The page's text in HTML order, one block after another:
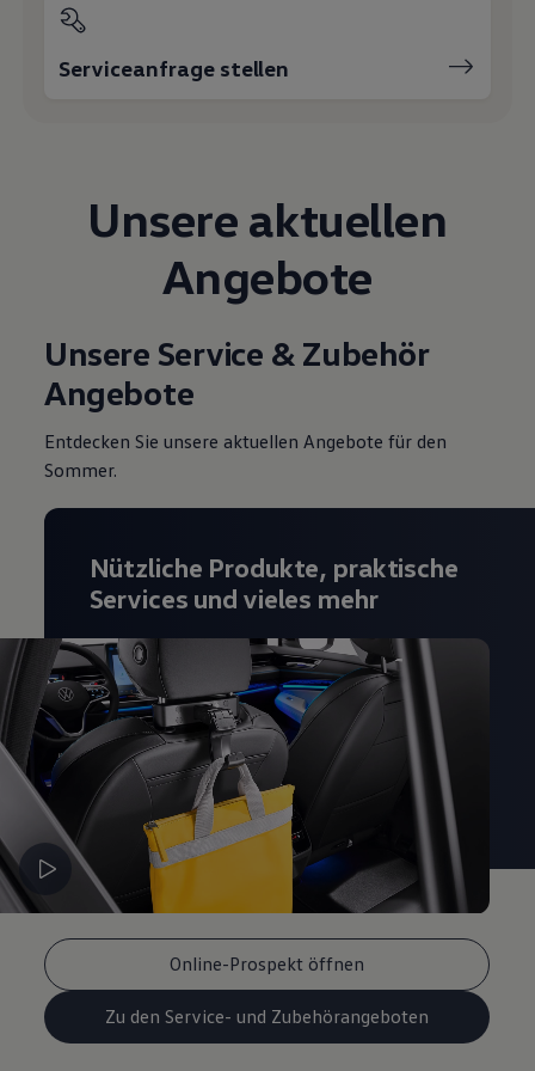
Transport
Familie
Serviceanfrage stellen
Unsere aktuellen
Angebote
Unsere Service & Zubehör
Angebote
Entdecken Sie unsere aktuellen Angebote für den
Sommer.
Online-Prospekt öffnen
Zu den Service- und Zubehörangeboten
Nützliche Produkte, praktische
Services und vieles mehr